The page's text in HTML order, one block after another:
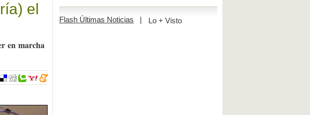
el
en marcha
Flash Últimas Noticias | Lo + Visto